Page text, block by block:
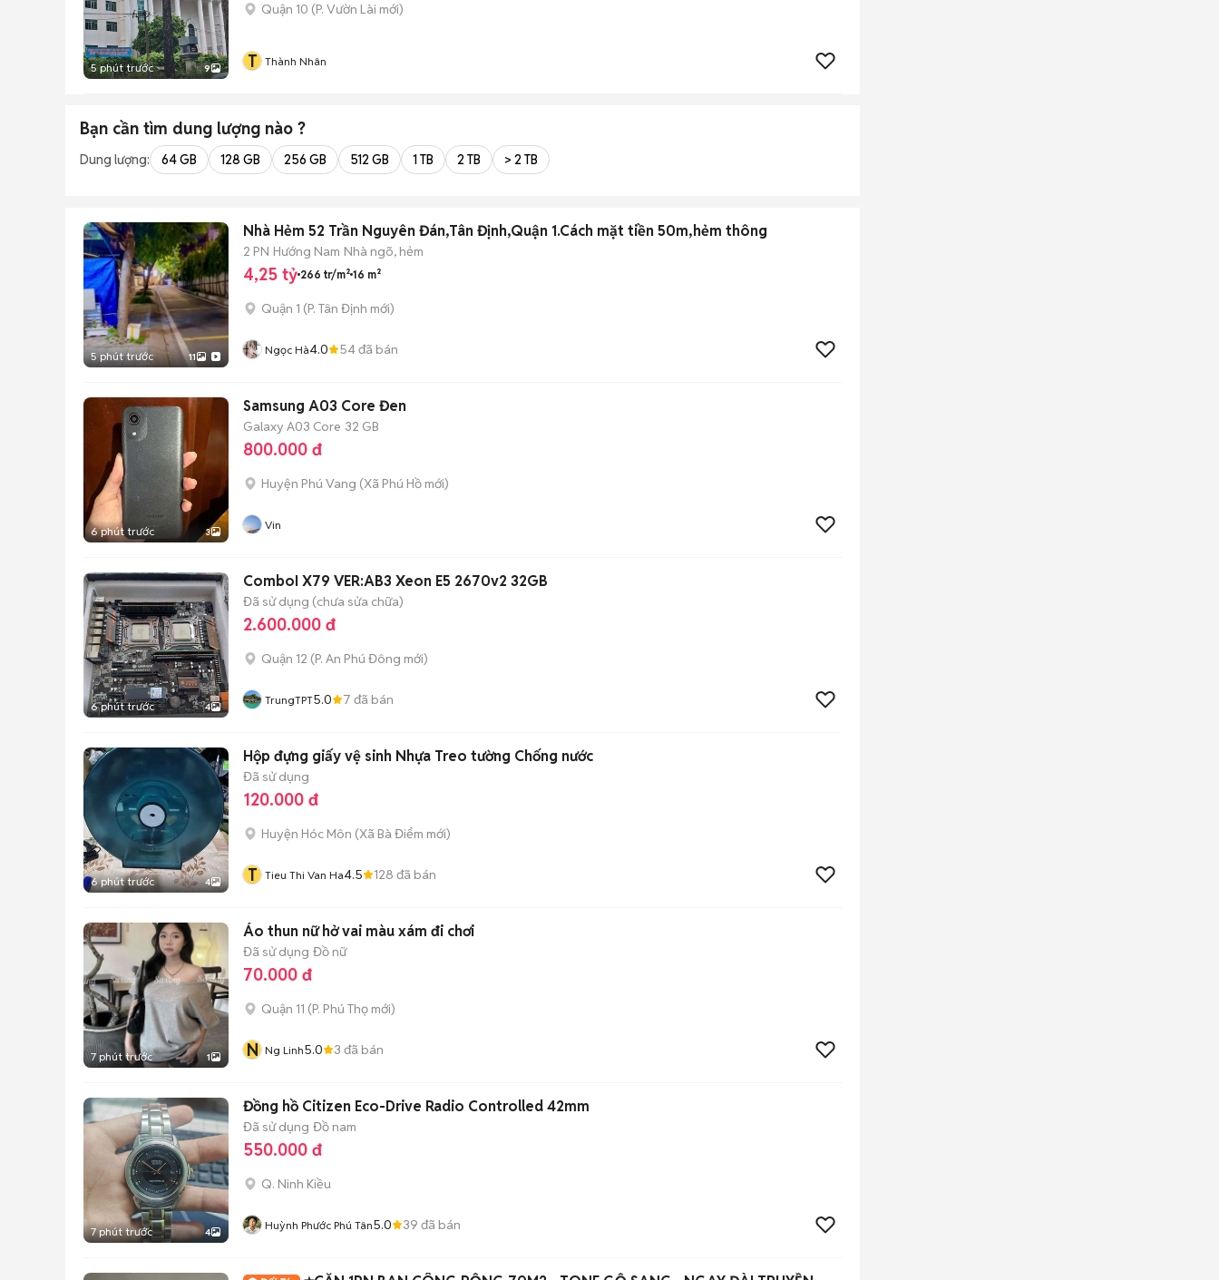
5 phút trước 9
Quận 10 (P. Vườn Lài mới)
T Thành Nhân
Bạn cần tìm dung lượng nào ?
Dung lượng: 64 GB 128 GB 256 GB 512 GB 1 TB 2 TB > 2 TB
5 phút trước 11
Nhà Hẻm 52 Trần Nguyên Đán,Tân Định,Quận 1.Cách mặt tiền 50m,hẻm thông
2 PN Hướng Nam Nhà ngõ, hẻm
4,25 tỷ 266 tr/m² 16 m²
Quận 1 (P. Tân Định mới)
Ngọc Hà4.0 54đã bán
6 phút trước 3
Samsung A03 Core Đen
Galaxy A03 Core 32 GB
800.000 đ
Huyện Phú Vang (Xã Phú Hồ mới)
Vin
6 phút trước 4
ComboI X79 VER:AB3 Xeon E5 2670v2 32GB
Đã sử dụng (chưa sửa chữa)
2.600.000 đ
Quận 12 (P. An Phú Đông mới)
TrungTPT5.0 7 đã bán
6 phút trước 4
Hộp đựng giấy vệ sinh Nhựa Treo tường Chống nước
Đã sử dụng
120.000 đ
Huyện Hóc Môn (Xã Bà Điểm mới)
T Tieu Thi Van Ha4.5 128 đã bán
7 phút trước 1
Áo thun nữ hở vai màu xám đi chơi
Đã sử dụng Đồ nữ
70.000 đ
Quận 11 (P. Phú Thọ mới)
N Ng Linh5.0 3 đã bán
7 phút trước 4
Đồng hồ Citizen Eco-Drive Radio Controlled 42mm
Đã sử dụng Đồ nam
550.000 đ
Q. Ninh Kiều
Huỳnh Phước Phú Tân5.0 39 đã bán